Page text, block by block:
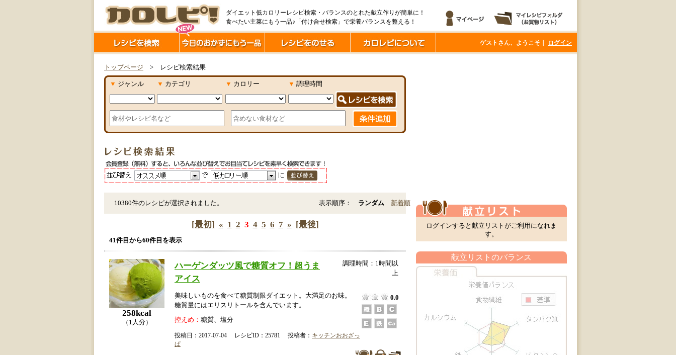
ダイエット低カロリーレシピ検索・バランスのとれた献立作りが簡単に！
食べたい主菜にもう一品♪「付け合せ検索」で栄養バランスを整える！
ゲストさん、ようこそ｜ ログイン
トップページ > レシピ検索結果
▼ ジャンル ▼ カテゴリ ▼ カロリー ▼ 調理時間
10380件のレシピが選択されました。 表示順序： ランダム 新着順
[最初] « 1 2 3 4 5 6 7 » [最後]
41件目から60件目を表示
258kcal
（1人分）
ハーゲンダッツ風で糖質オフ！超うま
アイス
調理時間：1時間以
上
美味しいものを食べて糖質制限ダイエット。大満足のお味。
糖質量にはエリスリトールを含んでいます。
0.0
控えめ： 糖質、塩分
投稿日：2017-07-04 レシピID：25781 投稿者： キッチンおおざっ
ぱ
ログインすると献立リストがご利用になれま
す。
献立リストのバランス